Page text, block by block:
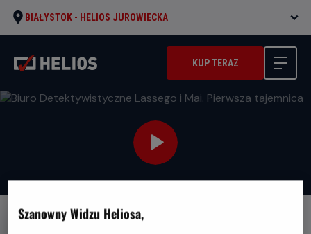
BIAŁYSTOK - HELIOS JUROWIECKA
KUP TERAZ
DUBBING
Szanowny Widzu Heliosa,